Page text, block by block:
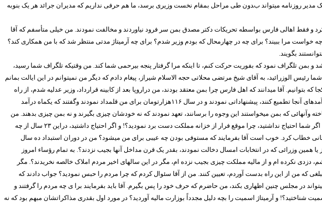
مدیر روزنامه میتواند بدون طی مراحل بمقام نخست وزیری برسد، ما هم حرفی نداریم که مدیران جرائد هر یک بنوبه
فقط اهالی فارس بواسطه تحریکات دکتر مصدق بمن سر فرود نیاوردند و مخالفت نمودند. من خیلی متأسفم که آقا
خواست مرا ببیند؟ برای چه در چهارمحال که بودم وزیر شدم؟ برای چه آرمیتاژ مدتی منتظر شد که با من همکاری کند؟
بگویند.
بمن تلگراف نمود که بفوریت حرکت کنم، تا اینکه مرا گرفتار پنجه بیرحمی شما کند. من وقتیکه تلگراف شما رسید،
الوزرائید، به آقای شیخ مرتضی محلاتی حجه الاسلام شیراز، پیغام دادم که دیگر من نمیتوانم در این ایالت بمانم
آقا میدانند که اهل فارس چرا بمن معتقد بودند، من دراروپا بعد از کابینه قرارداد، وزیر عدلیه شدم، از راه
آنجا تطمیع کنند، پیشنهاداتی نمودند و در سال ۱۱۶ هزارتومان برای من قلمداد نمودند وگفتند که یکماه درآمد
که بمن میخواستند این وجوه را برسانند، تعهد نمودند که نه خودشان چیزی بگیرند و نه بمن چیزی بدهند. من
شما احتیاج نداشتید، چرا موقع فرار از خزانه مملکت دست برد نمودید؟! و اگر احتیاج داشتید، دراین ۲۳ سال از چه
خطاب کرد. خوب است آقا بفرمایند که مستوفی بودن چه عیبی برای من میشود؟ من در دوران استبداد ده سال
وزرائی که در انتخابات امسال دخالت نمودند، بقدر یک قرن مداخل آنها بجیب نزدند؟. به تمام رؤساء امروز
نکرده ام و از مالیه مملکت چیزی بجیب نزده ام، مگر در این سالهای اخیر مردم املاک خالصه نخریدند؟. مگر
که من از این راه بدست آوردم، تعیین کنند. من از آقا سئوال کردم که چرا مردم را حبس نمودید؟ جواب دادند که
در مجلس چنین اظهاری بکند، من حاضرم که حرف خود را پس بگیرم. آقا باید بفرمایند برا ی چه مردم را گرفتند و
شناختید؟! و آرمیتاژ اسمیت را بچه دلیل مجدداً بوزارت مالیه آوردید؟ در مورد اول بقدری مذاکراتشان مبهم بود که نه